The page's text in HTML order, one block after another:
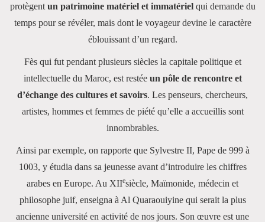
protègent un patrimoine matériel et immatériel qui demande du
temps pour se révéler, mais dont le voyageur devine le caractère
éblouissant d’un regard.
Fès qui fut pendant plusieurs siècles la capitale politique et
intellectuelle du Maroc, est restée un pôle de rencontre et
d’échange des cultures et savoirs. Les penseurs, chercheurs,
artistes, hommes et femmes de piété qu’elle a accueillis sont
innombrables.
Ainsi par exemple, on rapporte que Sylvestre II, Pape de 999 à
1003, y étudia dans sa jeunesse avant d’introduire les chiffres
arabes en Europe. Au XIIesiècle, Maïmonide, médecin et
philosophe juif, enseigna à Al Quaraouiyine qui serait la plus
ancienne université en activité de nos jours. Son œuvre est une